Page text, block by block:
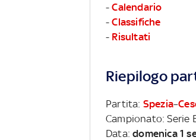
-Calendario
-Classifiche
- Risultati
Riepilogo
Partita: Spezia–
Campionato: Serie
Data:domenica 1